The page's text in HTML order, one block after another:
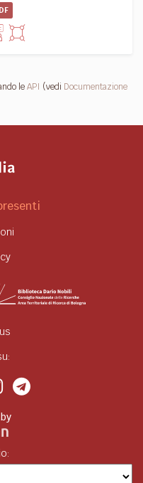
leAPI (vedi Documentazione